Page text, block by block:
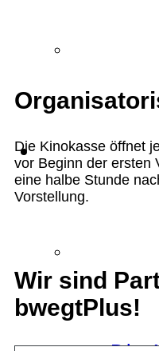
Die Kinokasse öffnet
vor Beginn der ersten
eine halbe Stunde
Vorstellung.
Wir sind
bwegtPlus!